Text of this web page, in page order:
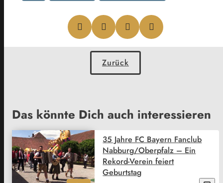
Zurück
Das könnte Dich auch interessieren
35 Jahre FC Bayern Fanclub
Nabburg/Oberpfalz – Ein
Rekord-Verein feiert
Geburtstag